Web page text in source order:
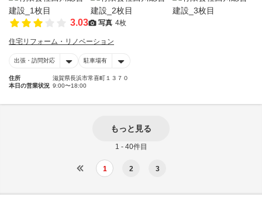
3.03 写真 4枚
住宅リフォーム・リノベーション
出張・訪問対応 駐車場有
住所
滋賀県長浜市常喜町１３７０
本日の営業状況 9:00〜18:00
もっと見る
1 - 40件目
1 2 3